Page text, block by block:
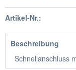
Artikel-Nr.:
Beschreibung
Schnellanschluss